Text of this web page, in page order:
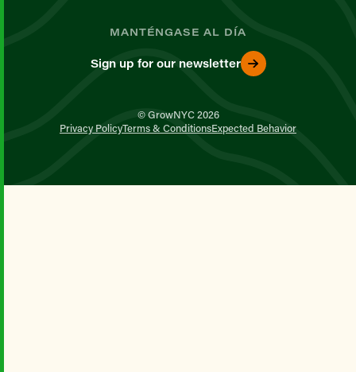
MANTÉNGASE AL DÍA
Sign up for our newsletter
© GrowNYC 2026
Privacy PolicyTerms & ConditionsExpected Behavior